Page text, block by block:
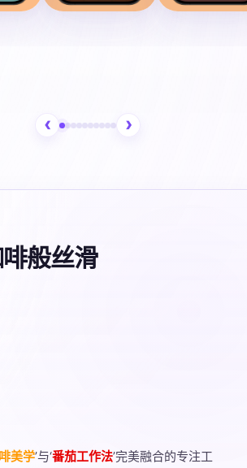
般丝滑
美学’与‘番茄工作法’完美融合的专注工